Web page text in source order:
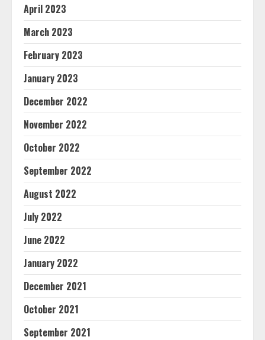
April 2023
March 2023
February 2023
January 2023
December 2022
November 2022
October 2022
September 2022
August 2022
July 2022
June 2022
January 2022
December 2021
October 2021
September 2021